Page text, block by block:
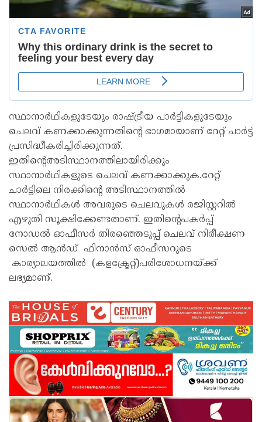
സ്ഥാനാർഥികളുടേയും രാഷ്ട്രീയ പാർട്ടികളുടേയും
ചെലവ് കണക്കാക്കുന്നതിന്റെ ഭാഗമായാണ് റേറ്റ് ചാർട്ട്
പ്രസിദ്ധീകരിച്ചിരിക്കുന്നത്.
ഇതിൻ്റെഅടിസ്ഥാനത്തിലായിരിക്കും
സ്ഥാനാർഥികളുടെ ചെലവ് കണക്കാക്കുക.റേറ്റ്
ചാർട്ടിലെ നിരക്കിൻ്റെ അടിസ്ഥാനത്തിൽ
സ്ഥാനാർഥികൾ അവരുടെ ചെലവുകൾ രജിസ്റ്ററിൽ
എഴുതി സൂക്ഷിക്കേണ്ടതാണ്. ഇതിൻ്റെപകർപ്പ്
നോഡൽ ഓഫീസർ തിരഞ്ഞെടുപ്പ് ചെലവ് നിരീക്ഷണ
സെൽ ആൻഡ് ഫിനാൻസ് ഓഫീസറുടെ
കാര്യാലയത്തിൽ (കളക്ട്രേറ്റ്)പരിശോധനയ്ക്ക്
ലഭ്യമാണ്.